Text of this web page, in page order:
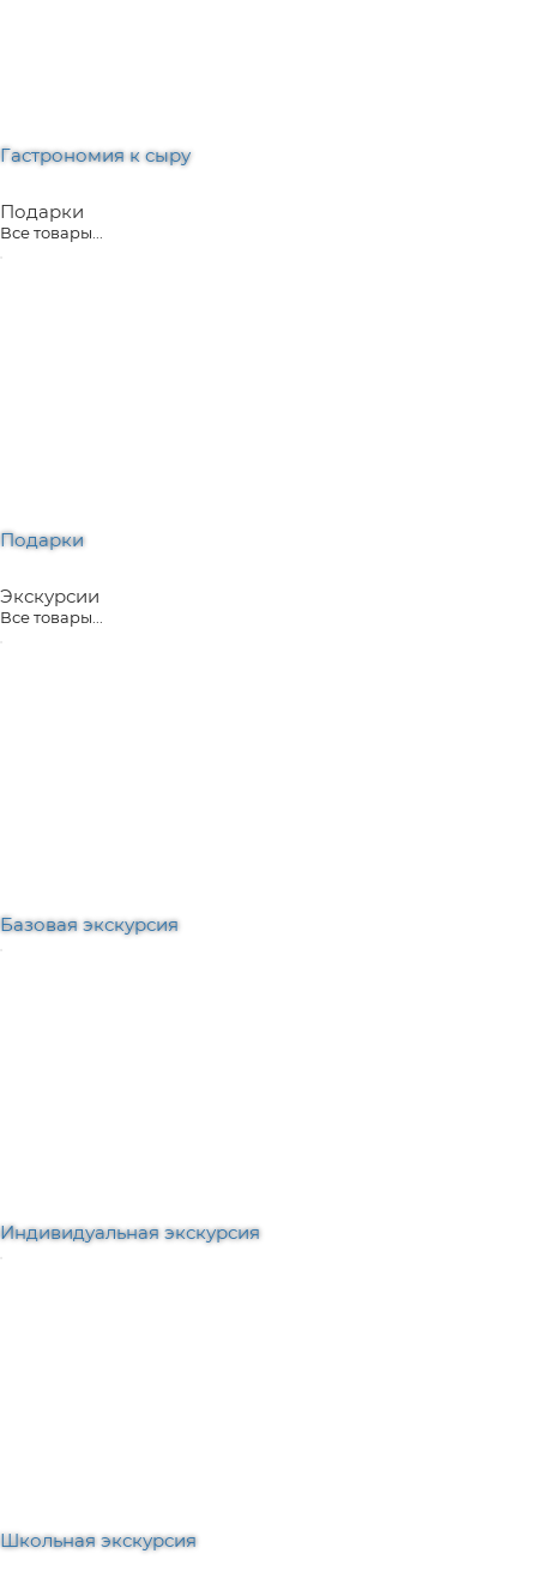
Гастрономия к сыру
Подарки
Все товары...
Подарки
Экскурсии
Все товары...
Базовая экскурсия
Индивидуальная экскурсия
Школьная экскурсия